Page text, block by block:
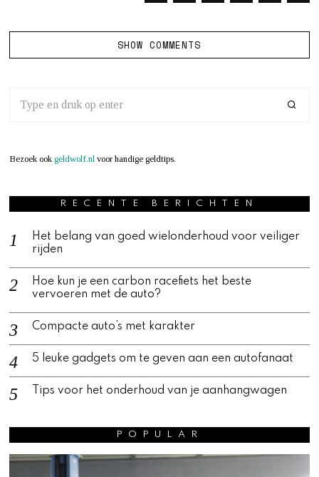
SHOW COMMENTS
Bezoek ookgeldwolf.nl voor handige geldtips.
RECENTE BERICHTEN
Het belang van goed wielonderhoud voor veiliger
rijden
Hoe kun je een carbon racefiets het beste
vervoeren met de auto?
Compacte auto’s met karakter
5 leuke gadgets om te geven aan een autofanaat
Tips voor het onderhoud van je aanhangwagen
POPULAR